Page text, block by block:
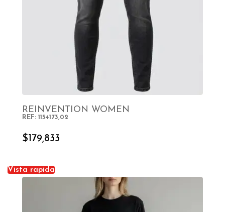
REINVENTION WOMEN
REF: 1154173,02
$ 179,833
Vista rapida